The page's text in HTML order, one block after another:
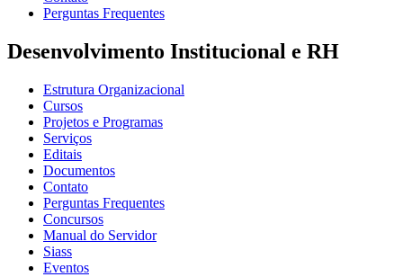
Perguntas Frequentes
Desenvolvimento Institucional e RH
Estrutura Organizacional
Cursos
Projetos e Programas
Serviços
Editais
Documentos
Contato
Perguntas Frequentes
Concursos
Manual do Servidor
Siass
Eventos